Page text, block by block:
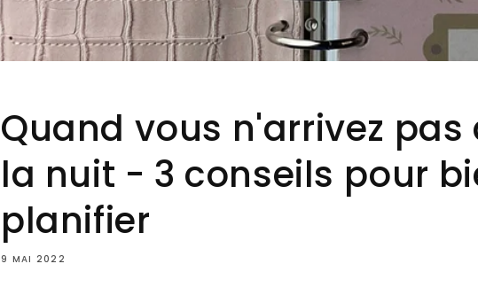
Quand vous n'arrivez
la nuit - 3 conseils pour
planifier
9 MAI 2022